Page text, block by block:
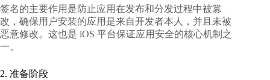
签名的主要作用是防止应用在发布和分发过程中被篡
改，确保用户安装的应用是来自开发者本人，并且未被
恶意修改。这也是 iOS 平台保证应用安全的核心机制之
一。
2. 准备阶段